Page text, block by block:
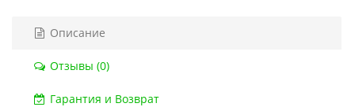
Описание
Отзывы (0)
Гарантия и Возврат